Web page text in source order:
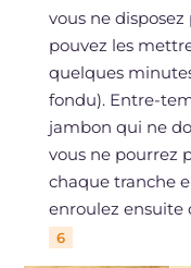
vous ne
pouvez les
quelques
fondu). Entre-
jambon qui ne
vous ne pourrez
chaque tranche
enroulez
6